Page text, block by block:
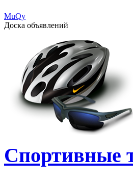
MuQy
Доска объявлений
Спортивные